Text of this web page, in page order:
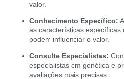
valor.
Conhecimento Específico:
as características específicas
podem influenciar o valor.
Consulte Especialistas:
especialistas em genética e
avaliações mais precisas.